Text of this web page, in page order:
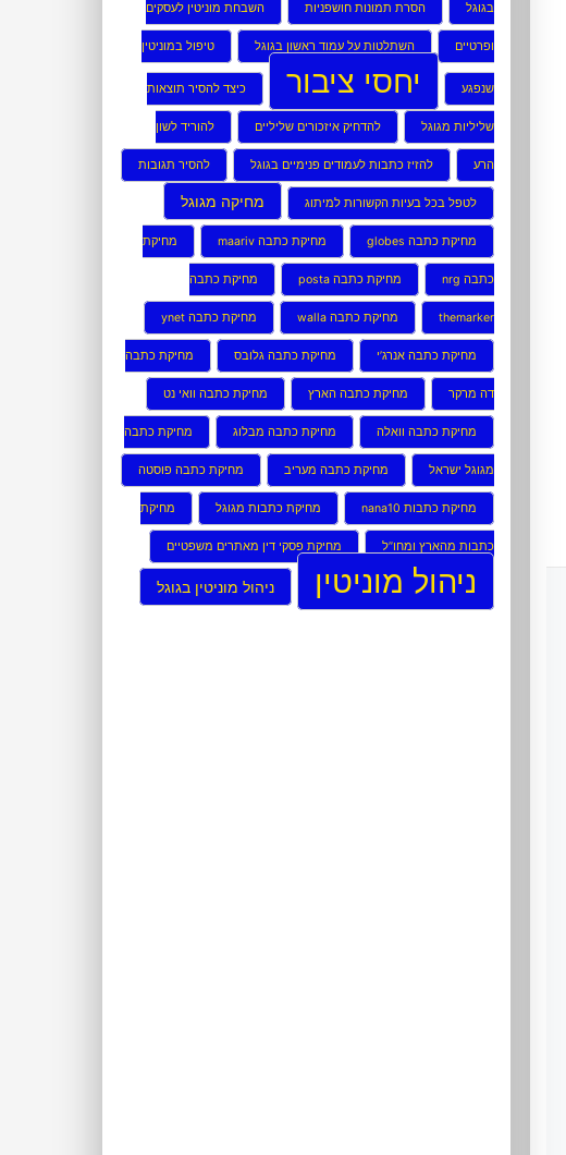
בגוגל הסרת תמונות חושפניות השבחת מוניטין לעסקים
ופרטיים השתלטות על עמוד ראשון בגוגל טיפול במוניטין
שנפגע יחסי ציבור כיצד להסיר תוצאות
שליליות מגוגל להדחיק איזכורים שליליים להוריד לשון
הרע להזיז כתבות לעמודים פנימיים בגוגל להסיר תגובות
לטפל בכל בעיות הקשורות למיתוג מחיקה מגוגל
מחיקת כתבה globes מחיקת כתבה maariv מחיקת
כתבה nrg מחיקת כתבה posta מחיקת כתבה
themarker מחיקת כתבה walla מחיקת כתבה ynet
מחיקת כתבה אנרג’י מחיקת כתבה גלובס מחיקת כתבה
דה מרקר מחיקת כתבה הארץ מחיקת כתבה וואי נט
מחיקת כתבה וואלה מחיקת כתבה מבלוג מחיקת כתבה
מגוגל ישראל מחיקת כתבה מעריב מחיקת כתבה פוסטה
מחיקת כתבות nana10 מחיקת כתבות מגוגל מחיקת
כתבות מהארץ ומחו”ל מחיקת פסקי דין מאתרים משפטיים
ניהול מוניטין ניהול מוניטין בגוגל